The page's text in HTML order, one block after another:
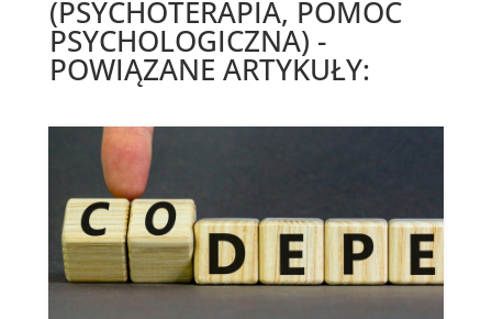
(PSYCHOTERAPIA, POMOC
PSYCHOLOGICZNA) -
POWIĄZANE ARTYKUŁY: